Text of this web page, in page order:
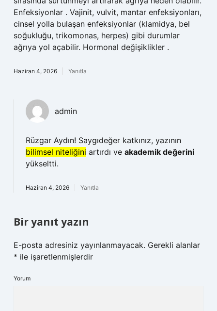
Enfeksiyonlar . Vajinit, vulvit, mantar enfeksiyonları,
cinsel yolla bulaşan enfeksiyonlar (klamidya, bel
soğukluğu, trikomonas, herpes) gibi durumlar
ağrıya yol açabilir. Hormonal değişiklikler .
Haziran 4, 2026 Yanıtla
admin
Rüzgar Aydın! Saygıdeğer katkınız, yazının
bilimsel niteliğini artırdı ve akademik değerini
yükseltti.
Haziran 4, 2026 Yanıtla
Bir yanıt yazın
E-posta adresiniz yayınlanmayacak. Gerekli alanlar
* ile işaretlenmişlerdir
Yorum